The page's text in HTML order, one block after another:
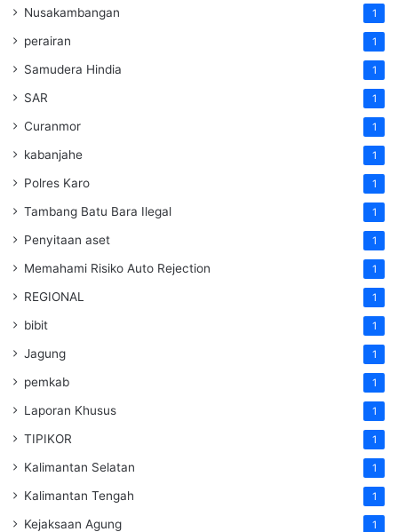
Nusakambangan 1
perairan 1
Samudera Hindia 1
SAR 1
Curanmor 1
kabanjahe 1
Polres Karo 1
Tambang Batu Bara Ilegal 1
Penyitaan aset 1
Memahami Risiko Auto Rejection 1
REGIONAL 1
bibit 1
Jagung 1
pemkab 1
Laporan Khusus 1
TIPIKOR 1
Kalimantan Selatan 1
Kalimantan Tengah 1
Kejaksaan Agung 1